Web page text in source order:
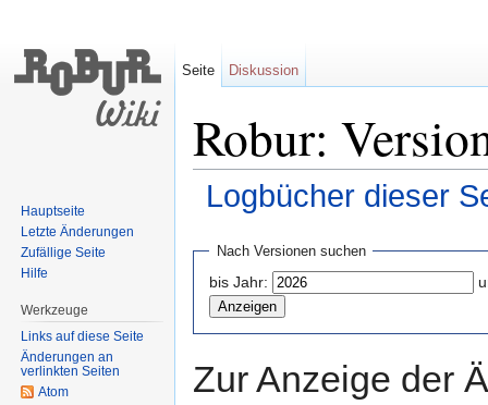
Robur:
Logbücher dieser
Nach Versionen suchen
bis Jahr:
Zur Anzeige der
Seite Diskussion
Hauptseite
Letzte Änderungen
Zufällige Seite
Hilfe
Werkzeuge
Links auf diese Seite
Änderungen an
verlinkten Seiten
Atom